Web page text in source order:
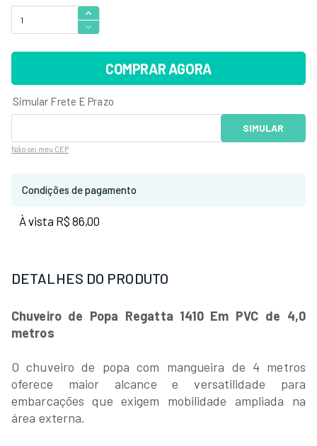
COMPRAR AGORA
Não sei meu CEP
Condições de pagamento
À vista R$ 86,00
DETALHES DO PRODUTO
Chuveiro de Popa Regatta 1410 Em PVC de 4,0
metros
O chuveiro de popa com mangueira de 4 metros
oferece maior alcance e versatilidade para
embarcações que exigem mobilidade ampliada na
área externa.